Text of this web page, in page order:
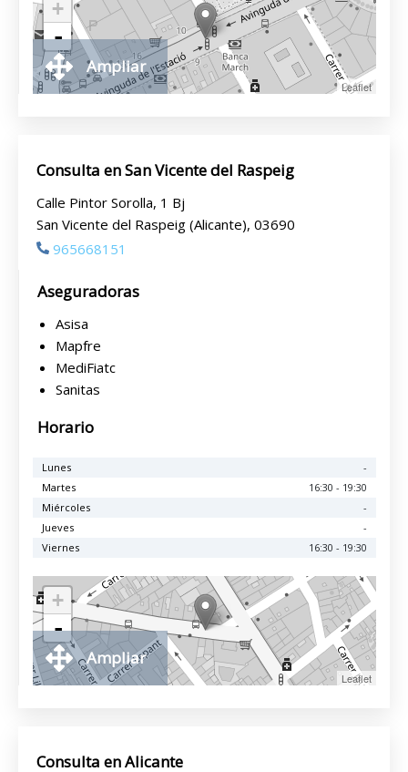
+
-
Leaflet
Ampliar
Consulta en San Vicente del Raspeig
Calle Pintor Sorolla, 1 Bj
San Vicente del Raspeig (Alicante), 03690
965668151
Aseguradoras
Asisa
Mapfre
MediFiatc
Sanitas
Horario
Lunes
-
Martes
16:30 - 19:30
Miércoles
-
Jueves
-
Viernes
16:30 - 19:30
+
-
Leaflet
Ampliar
Consulta en Alicante